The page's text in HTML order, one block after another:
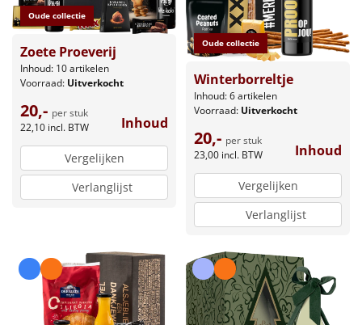
Oude collectie
Zoete Proeverij
Inhoud: 10 artikelen
Voorraad: Uitverkocht
20,- per stuk
22,10 incl. BTW Inhoud
Vergelijken
Verlanglijst
Oude collectie
Winterborreltje
Inhoud: 6 artikelen
Voorraad: Uitverkocht
20,- per stuk
23,00 incl. BTW Inhoud
Vergelijken
Verlanglijst